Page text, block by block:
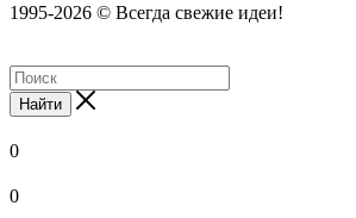
1995-2026 © Всегда свежие идеи!
Найти
0
0